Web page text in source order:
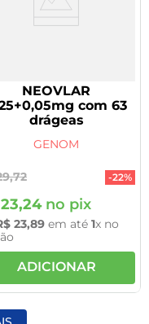
NEOVLAR
com 63
drágeas
GENOM
,72 -22%
23,24no pix
23,89 em até 1x no
ADICIONAR